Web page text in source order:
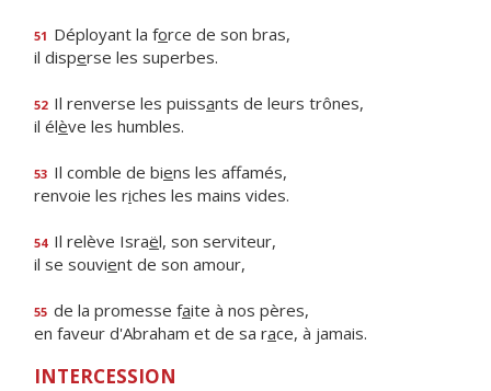
51 Déployant la force de son bras,
il disperse les superbes.
52 Il renverse les puissants de leurs trônes,
il élève les humbles.
53 Il comble de biens les affamés,
renvoie les riches les mains vides.
54 Il relève Israël, son serviteur,
il se souvient de son amour,
55 de la promesse faite à nos pères,
en faveur d'Abraham et de sa race, à jamais.
INTERCESSION